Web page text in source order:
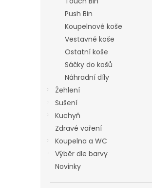
Push Bin
Koupelnové koše
Vestavné koše
Ostatní koše
Sáčky do košů
Náhradní díly
Žehlení
Sušení
Kuchyň
Zdravé vaření
Koupelna a WC
Výběr dle barvy
Novinky